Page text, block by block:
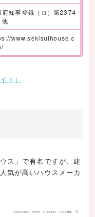
府知事登録（ロ）第2374
他
www.sekisuihouse.c
ト）
ス」で有名ですが、建
気が高いハウスメーカ